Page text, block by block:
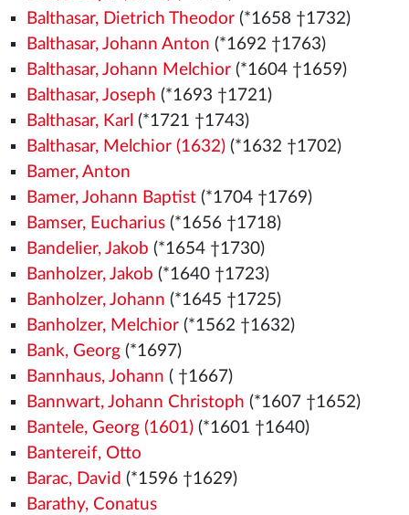
Balthasar, Dietrich Theodor(*1658 †1732)
Balthasar, Johann Anton (*1692 †1763)
Balthasar, Johann Melchior(*1604 †1659)
Balthasar, Joseph (*1693 †1721)
Balthasar, Karl (*1721 †1743)
Balthasar, Melchior (1632)(*1632 †1702)
Bamer, Anton
Bamer, Johann Baptist(*1704 †1769)
Bamser, Eucharius(*1656 †1718)
Bandelier, Jakob (*1654 †1730)
Banholzer, Jakob (*1640 †1723)
Banholzer, Johann (*1645 †1725)
Banholzer, Melchior(*1562 †1632)
Bank, Georg(*1697)
Bannhaus, Johann ( †1667)
Bannwart, Johann Christoph (*1607 †1652)
Bantele, Georg (1601)(*1601 †1640)
Bantereif, Otto
Barac, David (*1596 †1629)
Barathy, Conatus